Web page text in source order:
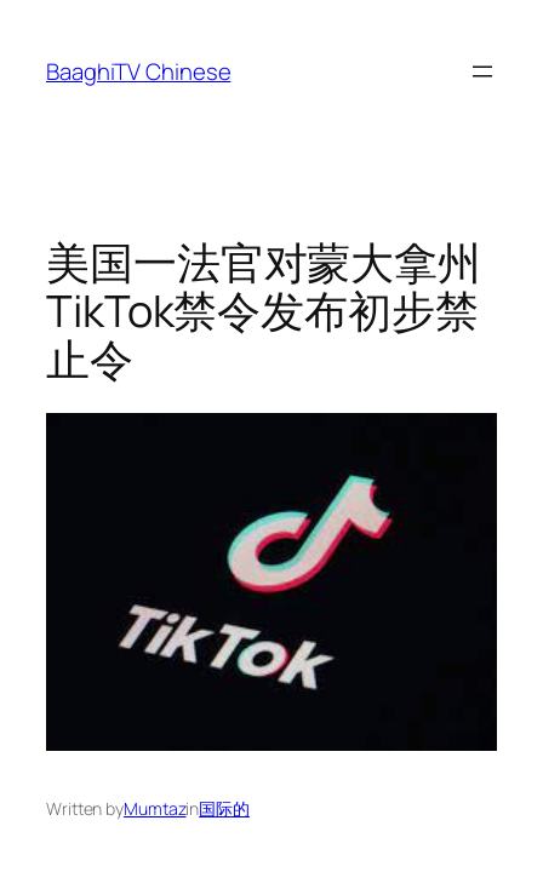
content
BaaghiTV Chinese
美国一法官对蒙大拿州
TikTok禁令发布初步禁
止令
Written byMumtazin国际的